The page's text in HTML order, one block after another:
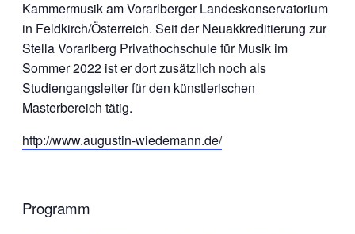
Kammermusik am Vorarlberger Landeskonservatorium
in Feldkirch/Österreich. Seit der Neuakkreditierung zur
Stella Vorarlberg Privathochschule für Musik im
Sommer 2022 ist er dort zusätzlich noch als
Studiengangsleiter für den künstlerischen
Masterbereich tätig.
http://www.augustin-wiedemann.de/
Programm